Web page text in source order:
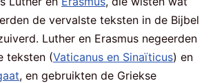
de vervalste teksten in de Bijbel
Luther en Erasmus negeerden
teksten (Vaticanus en Sinaïticus) en
, en gebruikten de Griekse